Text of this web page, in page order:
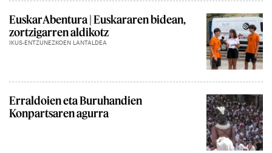
EuskarAbentura | Euskararen bidean,
zortzigarren aldikotz
IKUS-ENTZUNEZKOEN LANTALDEA
Erraldoien eta Buruhandien
Konpartsaren agurra